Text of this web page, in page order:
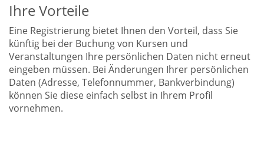
Ihre Vorteile
Eine Registrierung bietet Ihnen den Vorteil, dass Sie
künftig bei der Buchung von Kursen und
Veranstaltungen Ihre persönlichen Daten nicht erneut
eingeben müssen. Bei Änderungen Ihrer persönlichen
Daten (Adresse, Telefonnummer, Bankverbindung)
können Sie diese einfach selbst in Ihrem Profil
vornehmen.